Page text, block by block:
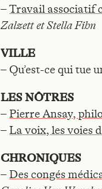
–Travail associatif
Zalzett et Stella Fihn
VILLE
– Qu’est-ce qui tue
LES NÔTRES
–Pierre Ansay,
–La voix, les voies
CHRONIQUES
– Des congés